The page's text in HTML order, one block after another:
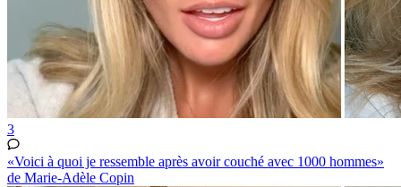
3
«Voici à quoi je ressemble après avoir couché avec 1000 hommes»
de Marie-Adèle Copin